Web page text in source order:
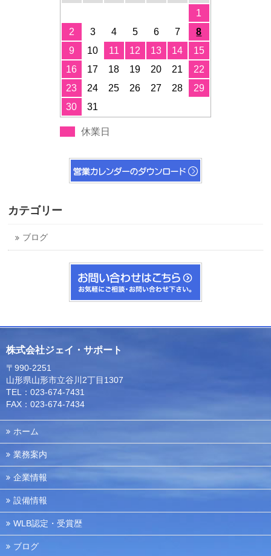
1
2
3 4 5 6 7
8
9
10 11 12 13 14
15
16
17 18 19 20 21
22
23
24 25 26 27 28
29
30
31
休業日
カテゴリー
ブログ
株式会社ジェイ・サポート
〒990-2251
山形県山形市立谷川2丁目1307
TEL：023-674-7431
FAX：023-674-7434
ホーム
業務案内
企業情報
設備情報
WLB認定・受賞歴
ブログ